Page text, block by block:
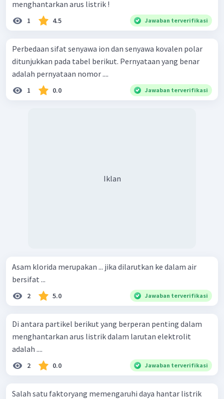
menghantarkan arus listrik !
1 4.5 Jawaban terverifikasi
Perbedaan sifat senyawa ion dan senyawa kovalen polar
ditunjukkan pada tabel berikut. Pernyataan yang benar
adalah pernyataan nomor ....
1 0.0 Jawaban terverifikasi
Iklan
Asam klorida merupakan ... jika dilarutkan ke dalam air
bersifat ...
2 5.0 Jawaban terverifikasi
Di antara partikel berikut yang berperan penting dalam
menghantarkan arus listrik dalam larutan elektrolit
adalah ....
2 0.0 Jawaban terverifikasi
Salah satu faktoryang memengaruhi daya hantar listrik